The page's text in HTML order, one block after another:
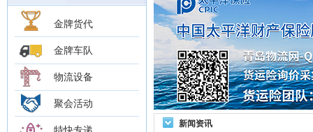
金牌货代
金牌车队
物流设备
聚会活动
新闻资讯